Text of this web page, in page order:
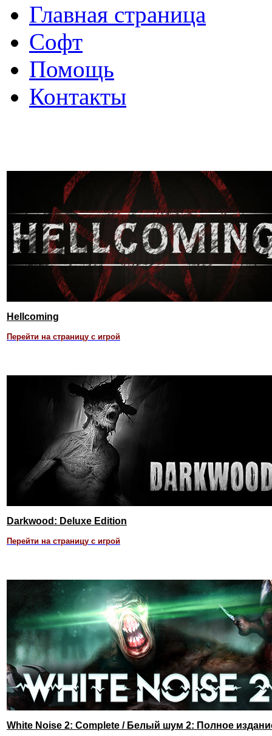
Главная страница
Софт
Помощь
Контакты
Hellcoming
Перейти на страницу с игрой
Darkwood: Deluxe Edition
Перейти на страницу с игрой
White Noise 2: Complete / Белый шум 2: Полное